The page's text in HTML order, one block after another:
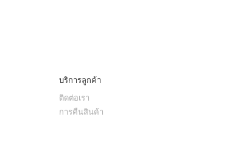
บริการลูกค้า
ติดต่อเรา
การคืนสินค้า